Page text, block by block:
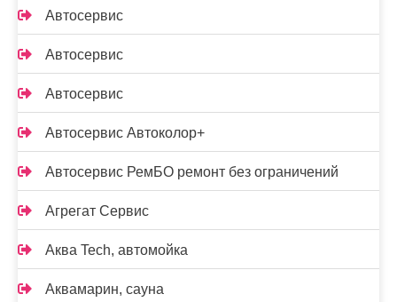
Автосервис
Автосервис
Автосервис
Автосервис Автоколор+
Автосервис РемБО ремонт без ограничений
Агрегат Сервис
Аква Tech, автомойка
Аквамарин, сауна